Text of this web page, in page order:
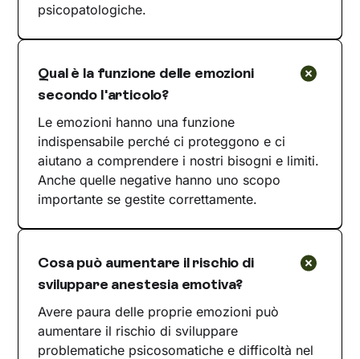
psicopatologiche.
Qual è la funzione delle emozioni
secondo l'articolo?
Le emozioni hanno una funzione
indispensabile perché ci proteggono e ci
aiutano a comprendere i nostri bisogni e limiti.
Anche quelle negative hanno uno scopo
importante se gestite correttamente.
Cosa può aumentare il rischio di
sviluppare anestesia emotiva?
Avere paura delle proprie emozioni può
aumentare il rischio di sviluppare
problematiche psicosomatiche e difficoltà nel